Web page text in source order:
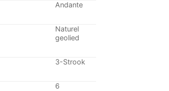
Andante
Naturel
geolied
3-Strook
6